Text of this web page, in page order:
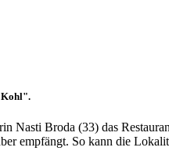
Kohl".
Nasti Broda (33) das
empfängt. So kann die